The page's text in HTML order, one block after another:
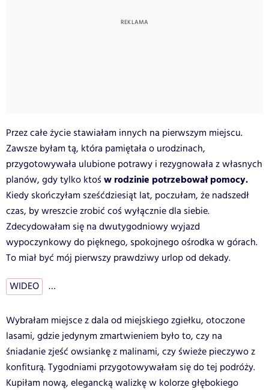
Przez całe życie stawiałam innych na pierwszym miejscu.
Zawsze byłam tą, która pamiętała o urodzinach,
przygotowywała ulubione potrawy i rezygnowała z własnych
planów, gdy tylko ktoś w rodzinie potrzebował pomocy.
Kiedy skończyłam sześćdziesiąt lat, poczułam, że nadszedł
czas, by wreszcie zrobić coś wyłącznie dla siebie.
Zdecydowałam się na dwutygodniowy wyjazd
wypoczynkowy do pięknego, spokojnego ośrodka w górach.
To miał być mój pierwszy prawdziwy urlop od dekady.
WIDEO …
Wybrałam miejsce z dala od miejskiego zgiełku, otoczone
lasami, gdzie jedynym zmartwieniem było to, czy na
śniadanie zjeść owsiankę z malinami, czy świeże pieczywo z
konfiturą. Tygodniami przygotowywałam się do tej podróży.
Kupiłam nową, elegancką walizkę w kolorze głębokiego